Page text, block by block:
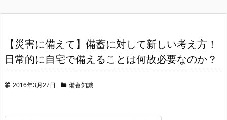
【災害に備えて】備蓄に対して新しい考え方！
日常的に自宅で備えることは何故必要なのか？
2016年3月27日 備蓄知識